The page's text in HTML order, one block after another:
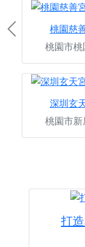
桃園慈
桃園市桃
深圳玄
桃園市新
Previous
打